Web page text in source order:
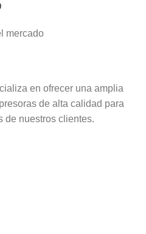
mercado
en ofrecer una amplia
de alta calidad para
de nuestros clientes.